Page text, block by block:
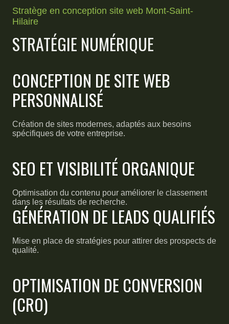
Stratège en conception site web Mont-Saint-
Hilaire
STRATÉGIE NUMÉRIQUE
CONCEPTION DE SITE WEB
PERSONNALISÉ
Création de sites modernes, adaptés aux besoins
spécifiques de votre entreprise.
SEO ET VISIBILITÉ ORGANIQUE
Optimisation du contenu pour améliorer le classement
dans les résultats de recherche.
GÉNÉRATION DE LEADS QUALIFIÉS
Mise en place de stratégies pour attirer des prospects de
qualité.
OPTIMISATION DE CONVERSION
(CRO)